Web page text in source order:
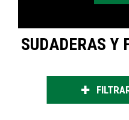
SUDADERAS Y